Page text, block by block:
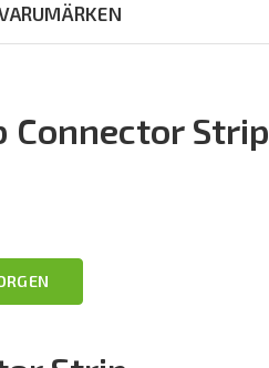
Connector Strip